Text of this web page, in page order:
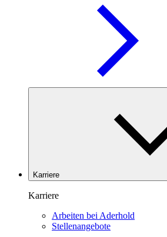
Karriere
Karriere
Arbeiten bei Aderhold
Stellenangebote